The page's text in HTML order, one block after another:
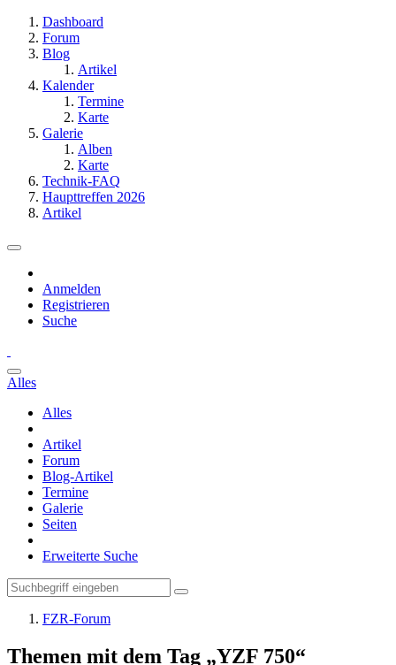
Dashboard
Forum
Blog
Artikel
Kalender
Termine
Karte
Galerie
Alben
Karte
Technik-FAQ
Haupttreffen 2026
Artikel
Anmelden
Registrieren
Suche
Alles
Alles
Artikel
Forum
Blog-Artikel
Termine
Galerie
Seiten
Erweiterte Suche
FZR-Forum
Themen mit dem Tag „YZF 750“